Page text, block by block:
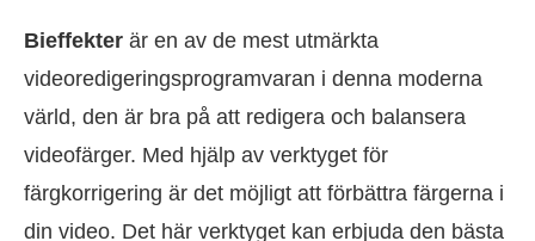
Bieffekter är en av de mest utmärkta
videoredigeringsprogramvaran i denna moderna
värld, den är bra på att redigera och balansera
videofärger. Med hjälp av verktyget för
färgkorrigering är det möjligt att förbättra färgerna i
din video. Det här verktyget kan erbjuda den bästa